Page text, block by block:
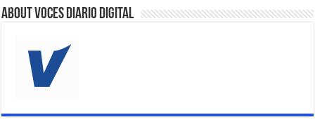
About VOCES Diario digital